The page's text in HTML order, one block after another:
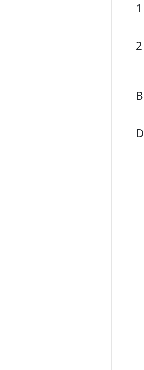
1
2
B
D